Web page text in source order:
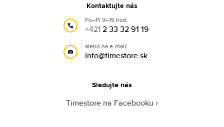
Kontaktujte nás
Po–Pi 9–15 hod.
+4212 33 32 91 19
alebo na e-mail:
info@timestore.sk
Sledujte nás
Timestore na Facebooku